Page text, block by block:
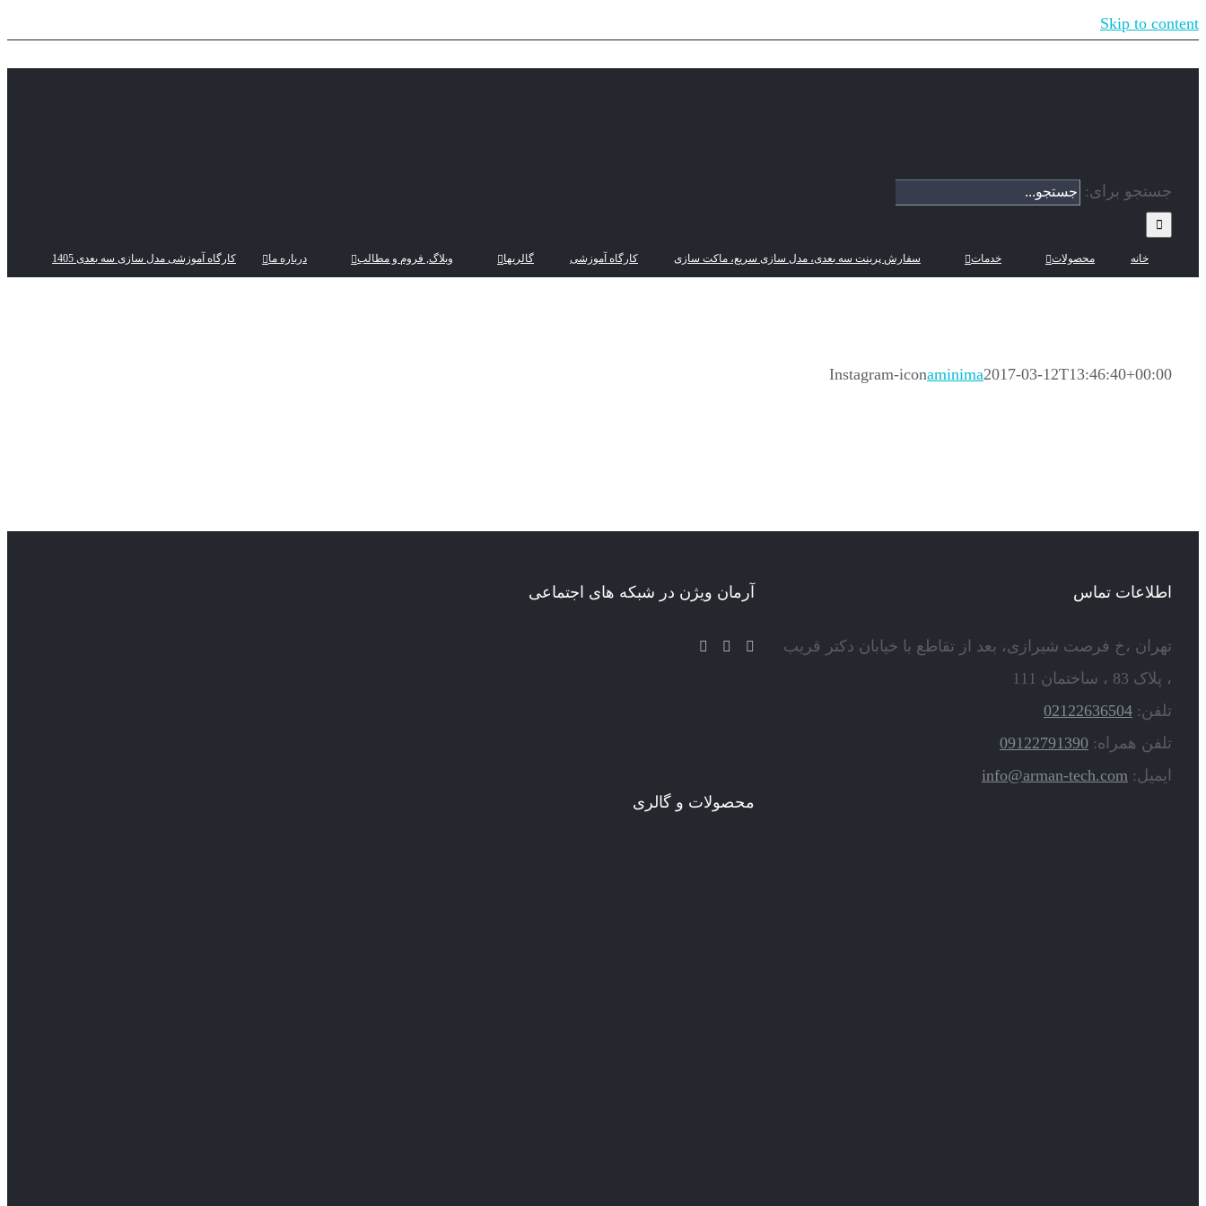
Skip to content
جستجو برای:
خانه محصولات خدمات سفارش پرینت سه بعدی، مدل سازی سریع، ماکت سازی کارگاه آموزشی گالریها وبلاگ, فروم و مطالب درباره ما کارگاه آموزشی مدل سازی سه بعدی 1405
Instagram-iconaminima2017-03-12T13:46:40+00:00
اطلاعات تماس
تهران ،خ فرصت شیرازی، بعد از تقاطع با خیابان دکتر قریب
، پلاک 83 ، ساختمان 111
تلفن: 02122636504
تلفن همراه: 09122791390
ایمیل: info@arman-tech.com
آرمان ویژن در شبکه های اجتماعی
محصولات و گالری